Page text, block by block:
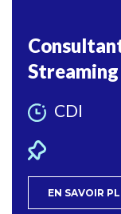
CDI
EN SAVOIR